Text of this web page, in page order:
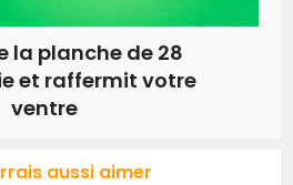
la planche de 28
et raffermit votre
ventre
aussi aimer